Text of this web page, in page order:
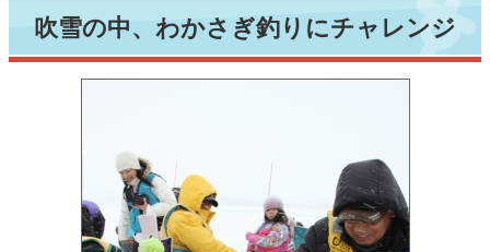
吹雪の中、わかさぎ釣りにチャレンジ